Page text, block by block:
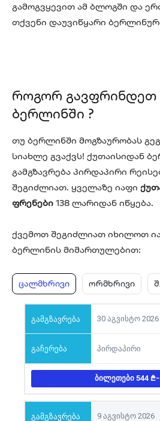
გამოგვყევით ამ ბლოგში და
თქვენი დაუვიწყარი
როგორ გავფრინდეთ
ბერლინში ?
თუ ბერლინში მოგზაურობას
სიახლე გვაქვს! ქუთაისიდან
გამგზავრება პირდაპირი
შეგიძლიათ. ყველაზე იაფი
ფრენები 138 ლარიდან იწყება.
ქვემოთ შეგიძლიათ იხილოთ
ბერლინის მიმართულებით:
ცალმხრივი ორმხრივი
30 აგვისტო 2026
პირდაპირი
ᲑᲘᲚᲔᲗᲔᲑᲘ 544 -
9 აგვისტო 2026